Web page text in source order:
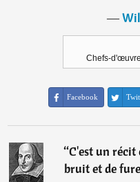
―
Chefs-
Facebook
“C'est un
bruit et de